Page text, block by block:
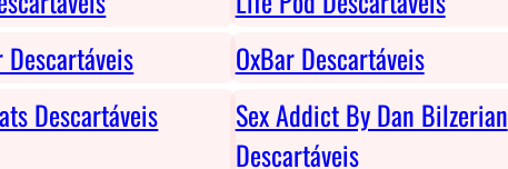
OxBar Descartáveis
Descartáveis
Sex Addict By Dan Bilzerian
Descartáveis